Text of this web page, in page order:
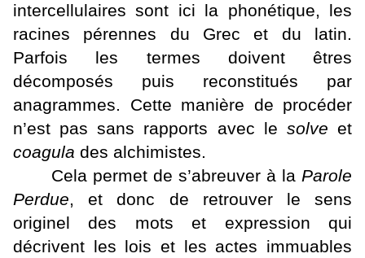
intercellulaires sont ici la phonétique, les
racines pérennes du Grec et du latin.
Parfois les termes doivent êtres
décomposés puis reconstitués par
anagrammes. Cette manière de procéder
n’est pas sans rapports avec le solve et
coagula des alchimistes.
Cela permet de s’abreuver à la Parole
Perdue, et donc de retrouver le sens
originel des mots et expression qui
décrivent les lois et les actes immuables